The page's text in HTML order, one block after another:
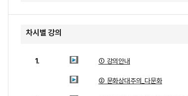
차시별 강의
1. ① 강의안내
② 문화상대주의_다문화